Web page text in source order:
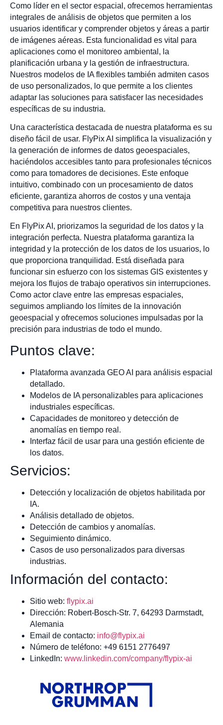
Como líder en el sector espacial, ofrecemos herramientas
integrales de análisis de objetos que permiten a los
usuarios identificar y comprender objetos y áreas a partir
de imágenes aéreas. Esta funcionalidad es vital para
aplicaciones como el monitoreo ambiental, la
planificación urbana y la gestión de infraestructura.
Nuestros modelos de IA flexibles también admiten casos
de uso personalizados, lo que permite a los clientes
adaptar las soluciones para satisfacer las necesidades
específicas de su industria.
Una característica destacada de nuestra plataforma es su
diseño fácil de usar. FlyPix AI simplifica la visualización y
la generación de informes de datos geoespaciales,
haciéndolos accesibles tanto para profesionales técnicos
como para tomadores de decisiones. Este enfoque
intuitivo, combinado con un procesamiento de datos
eficiente, garantiza ahorros de costos y una ventaja
competitiva para nuestros clientes.
En FlyPix AI, priorizamos la seguridad de los datos y la
integración perfecta. Nuestra plataforma garantiza la
integridad y la protección de los datos de los usuarios, lo
que proporciona tranquilidad. Está diseñada para
funcionar sin esfuerzo con los sistemas GIS existentes y
mejora los flujos de trabajo operativos sin interrupciones.
Como actor clave entre las empresas espaciales,
seguimos ampliando los límites de la innovación
geoespacial y ofrecemos soluciones impulsadas por la
precisión para industrias de todo el mundo.
Puntos clave:
Plataforma avanzada GEO AI para análisis espacial
detallado.
Modelos de IA personalizables para aplicaciones
industriales específicas.
Capacidades de monitoreo y detección de
anomalías en tiempo real.
Interfaz fácil de usar para una gestión eficiente de
los datos.
Servicios:
Detección y localización de objetos habilitada por
IA.
Análisis detallado de objetos.
Detección de cambios y anomalías.
Seguimiento dinámico.
Casos de uso personalizados para diversas
industrias.
Información del contacto:
Sitio web: flypix.ai
Dirección: Robert-Bosch-Str. 7, 64293 Darmstadt,
Alemania
Email de contacto: info@flypix.ai
Número de teléfono: +49 6151 2776497
LinkedIn: www.linkedin.com/company/flypix-ai